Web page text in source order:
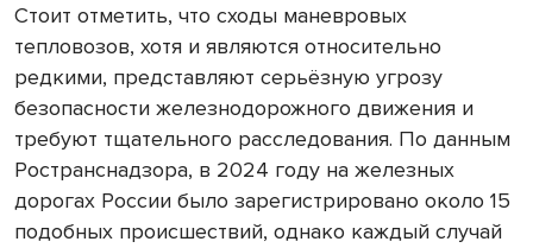
Стоит отметить, что сходы маневровых
тепловозов, хотя и являются относительно
редкими, представляют серьёзную угрозу
безопасности железнодорожного движения и
требуют тщательного расследования. По данным
Ространснадзора, в 2024 году на железных
дорогах России было зарегистрировано около 15
подобных происшествий, однако каждый случай